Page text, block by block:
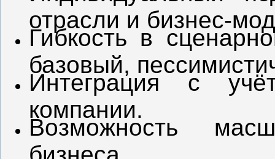
отрасли и бизнес-
Гибкость в
базовый,
Интеграция с
компании.
Возможность
бизнеса.